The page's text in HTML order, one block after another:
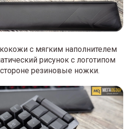
с мягким наполнителем
рисунок с логотипом
резиновые ножки.